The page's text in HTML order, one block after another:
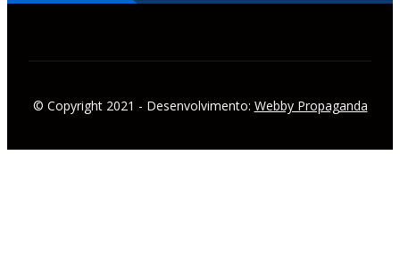
© Copyright 2021 - Desenvolvimento: Webby Propaganda